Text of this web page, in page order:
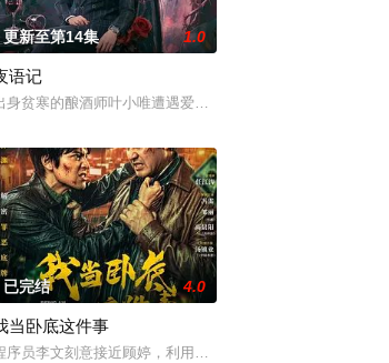
着滔天恨意
，通过摸排、勘查等传统刑侦手段，接连破获
戏班主横尸戏台，将冷血少帅许又安与昆曲名伶荣筱楠推
更新至第14集 1.0
语记
身贫寒的酿酒师叶小唯遭遇爱人程桉、恩师林晚媚的双重
故事。通过剧中
，江淮被掳走配“阴婚”。他与女探长穆英搭档
王朝有史以来个以女子进士科三元及第入翰林院的奇女子
已完结 4.0
当卧底这件事
序员李文刻意接近顾婷，利用顾炎女儿奴的属性，请求老